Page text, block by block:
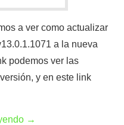
a ver como actualizar
a la nueva
podemos ver las
y en este link
→